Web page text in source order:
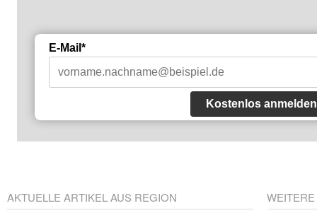
E-Mail*
Kostenlos anmelden
AKTUELLE ARTIKEL AUS REGION